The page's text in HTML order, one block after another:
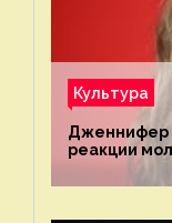
Культура
Дженнифер
реакции